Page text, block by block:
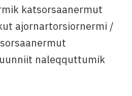
katsorsaanermut
ajornartorsiornermi /
naleqquttumik